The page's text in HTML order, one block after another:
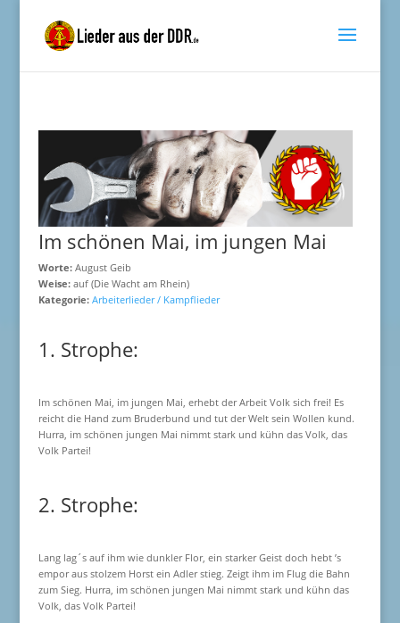
Im schönen Mai, im jungen Mai
Worte:August Geib
Weise:auf (Die Wacht am Rhein)
Kategorie: Arbeiterlieder / Kampflieder
1. Strophe:
Im schönen Mai, im jungen Mai, erhebt der Arbeit Volk sich frei! Es
reicht die Hand zum Bruderbund und tut der Welt sein Wollen kund.
Hurra, im schönen jungen Mai nimmt stark und kühn das Volk, das
Volk Partei!
2. Strophe:
Lang lag´s auf ihm wie dunkler Flor, ein starker Geist doch hebt ’s
empor aus stolzem Horst ein Adler stieg. Zeigt ihm im Flug die Bahn
zum Sieg. Hurra, im schönen jungen Mai nimmt stark und kühn das
Volk, das Volk Partei!